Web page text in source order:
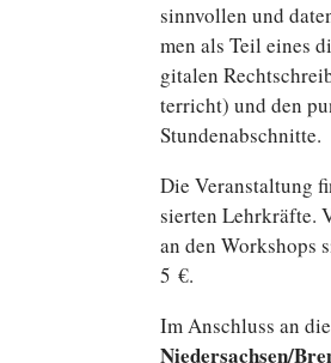
sinn­vol­len und
men als Teil eines
gi­ta­len
ter­richt) und den
Stundenabschnitte.
Die Ver­an­stal­tung
sier­ten Lehr­kräf­te.
an den Work­shops
5 €.
Im An­schluss an
Niedersachsen/